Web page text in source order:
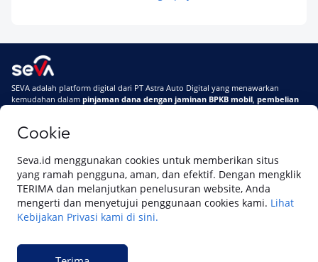
Cookie
Seva.id menggunakan cookies untuk memberikan situs
yang ramah pengguna, aman, dan efektif. Dengan mengklik
TERIMA dan melanjutkan penelusuran website, Anda
mengerti dan menyetujui penggunaan cookies kami. Lihat
Kebijakan Privasi kami di sini.
Terpercaya
Telat Bayar Pinjol 2 Hari, Apakah Langsung
Masuk BI Checking? Simak Peraturan
SEVA adalah platform digital dari PT Astra Auto Digital yang menawarkan
kemudahan dalam pinjaman dana dengan jaminan BPKB mobil, pembelian
Di SEVA, BPKB mobilmu #BisaJadiDuit
Tentang SEVASyarat & Ketentuan
Pemberitahuan Privasi